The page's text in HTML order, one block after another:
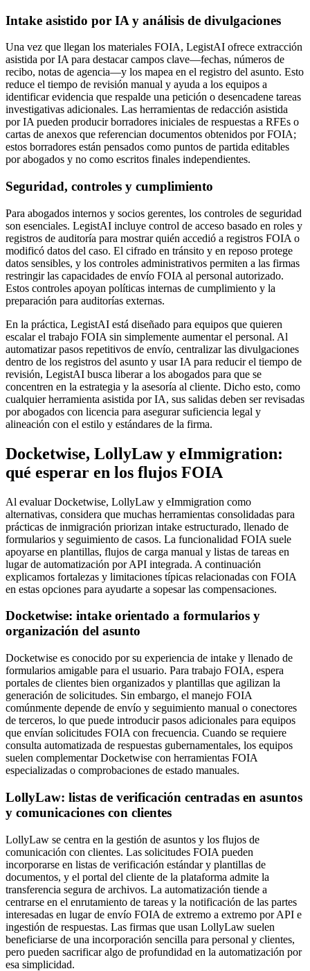
Intake asistido por IA y análisis de divulgaciones
Una vez que llegan los materiales FOIA, LegistAI ofrece extracción
asistida por IA para destacar campos clave—fechas, números de
recibo, notas de agencia—y los mapea en el registro del asunto. Esto
reduce el tiempo de revisión manual y ayuda a los equipos a
identificar evidencia que respalde una petición o desencadene tareas
investigativas adicionales. Las herramientas de redacción asistida
por IA pueden producir borradores iniciales de respuestas a RFEs o
cartas de anexos que referencian documentos obtenidos por FOIA;
estos borradores están pensados como puntos de partida editables
por abogados y no como escritos finales independientes.
Seguridad, controles y cumplimiento
Para abogados internos y socios gerentes, los controles de seguridad
son esenciales. LegistAI incluye control de acceso basado en roles y
registros de auditoría para mostrar quién accedió a registros FOIA o
modificó datos del caso. El cifrado en tránsito y en reposo protege
datos sensibles, y los controles administrativos permiten a las firmas
restringir las capacidades de envío FOIA al personal autorizado.
Estos controles apoyan políticas internas de cumplimiento y la
preparación para auditorías externas.
En la práctica, LegistAI está diseñado para equipos que quieren
escalar el trabajo FOIA sin simplemente aumentar el personal. Al
automatizar pasos repetitivos de envío, centralizar las divulgaciones
dentro de los registros del asunto y usar IA para reducir el tiempo de
revisión, LegistAI busca liberar a los abogados para que se
concentren en la estrategia y la asesoría al cliente. Dicho esto, como
cualquier herramienta asistida por IA, sus salidas deben ser revisadas
por abogados con licencia para asegurar suficiencia legal y
alineación con el estilo y estándares de la firma.
Docketwise, LollyLaw y eImmigration:
qué esperar en los flujos FOIA
Al evaluar Docketwise, LollyLaw y eImmigration como
alternativas, considera que muchas herramientas consolidadas para
prácticas de inmigración priorizan intake estructurado, llenado de
formularios y seguimiento de casos. La funcionalidad FOIA suele
apoyarse en plantillas, flujos de carga manual y listas de tareas en
lugar de automatización por API integrada. A continuación
explicamos fortalezas y limitaciones típicas relacionadas con FOIA
en estas opciones para ayudarte a sopesar las compensaciones.
Docketwise: intake orientado a formularios y
organización del asunto
Docketwise es conocido por su experiencia de intake y llenado de
formularios amigable para el usuario. Para trabajo FOIA, espera
portales de clientes bien organizados y plantillas que agilizan la
generación de solicitudes. Sin embargo, el manejo FOIA
comúnmente depende de envío y seguimiento manual o conectores
de terceros, lo que puede introducir pasos adicionales para equipos
que envían solicitudes FOIA con frecuencia. Cuando se requiere
consulta automatizada de respuestas gubernamentales, los equipos
suelen complementar Docketwise con herramientas FOIA
especializadas o comprobaciones de estado manuales.
LollyLaw: listas de verificación centradas en asuntos
y comunicaciones con clientes
LollyLaw se centra en la gestión de asuntos y los flujos de
comunicación con clientes. Las solicitudes FOIA pueden
incorporarse en listas de verificación estándar y plantillas de
documentos, y el portal del cliente de la plataforma admite la
transferencia segura de archivos. La automatización tiende a
centrarse en el enrutamiento de tareas y la notificación de las partes
interesadas en lugar de envío FOIA de extremo a extremo por API e
ingestión de respuestas. Las firmas que usan LollyLaw suelen
beneficiarse de una incorporación sencilla para personal y clientes,
pero pueden sacrificar algo de profundidad en la automatización por
esa simplicidad.